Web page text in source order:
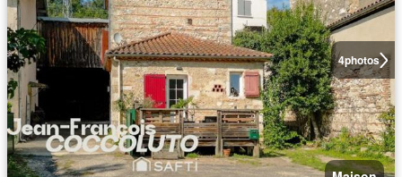
4photos